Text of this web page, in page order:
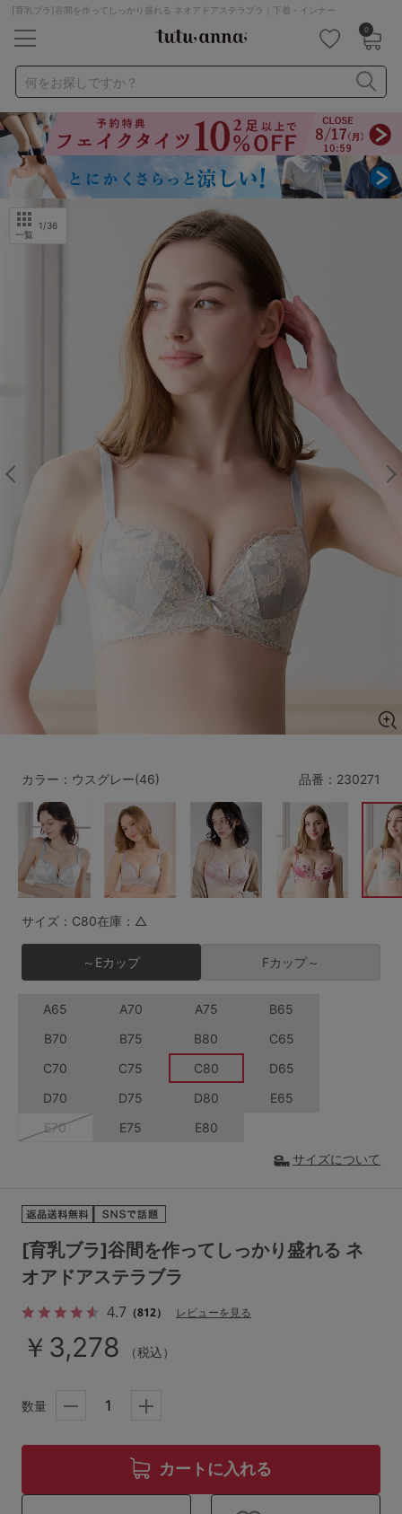
[育乳ブラ]谷間を作ってしっかり盛れる ネオアドアステラブラ｜下着・インナー
0
何をお探しですか？
ナイトブラ ノンワイヤー 特盛ブラ
チューブトップ
折り畳み
パジャマ ストッキング
キャミソール
ルームウェア
アームカバー
下着
ライフスタイル
キッズ
マタニティ ギフトラッピング
サイズからブラを探す
A70 A75
B65 B75 B80
C65
D65
E65 E70 E80 E85
F65 F70 F75
G65 G75
H70 H75
SS M
L LL
S-CD
M-AB M-EF
L-AB L-EF
サイズの表示を閉じる
すべてのサイズを表示する
～999円 1,000～1,999円
2,000～2,999円 3,000～3,999円
4,000円～
セールアイテムから探す
その他から探す
ランキング
高評価レビューアイテム
特集ページ
一覧
1/36
品番： 230271
[育乳ブラ]谷間を作ってしっかり盛れる ネ
オアドアステラブラ
4.7（812） レビューを見る
￥3,278 （税込）
カラー：ウスグレー(46)
サイズ：C80在庫：△
～Eカップ Fカップ～
A65 A70 A75
B65
B70
B75 B80
C65
C70
C75 C80
D65
D70
D75 D80
E65
E70
E75 E80
サイズについて
数量
カートに入れる